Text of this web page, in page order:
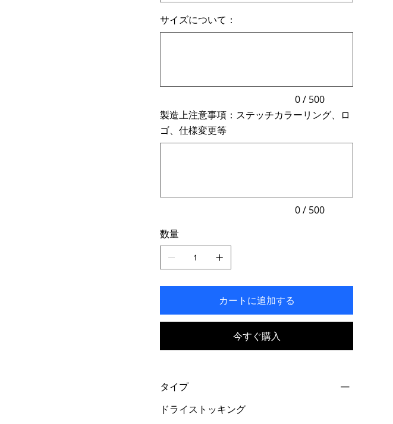
サイズについて：
入
き
ま
す。
0 / 500
製造上注意事項：ステッチカラーリング、ロ
ゴ、仕様変更等
入
ま
す。
0 / 500
数量
カートに追加する
今すぐ購入
タイプ
ドライストッキング